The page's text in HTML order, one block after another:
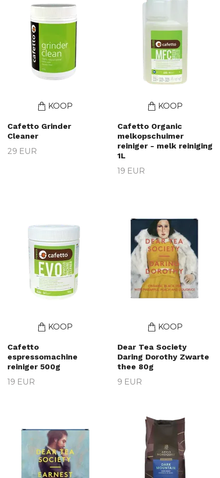
KOOP
Cafetto Grinder
Cleaner
29 EUR
KOOP
Cafetto Organic
melkopschuimer
reiniger - melk reiniging
1L
19 EUR
KOOP
Cafetto
espressomachine
reiniger 500g
19 EUR
KOOP
Dear Tea Society
Daring Dorothy Zwarte
thee 80g
9 EUR